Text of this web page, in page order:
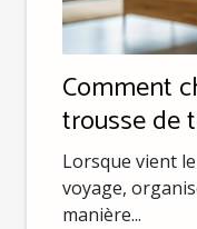
Comment
trousse de
Lorsque vient
voyage,
manière...